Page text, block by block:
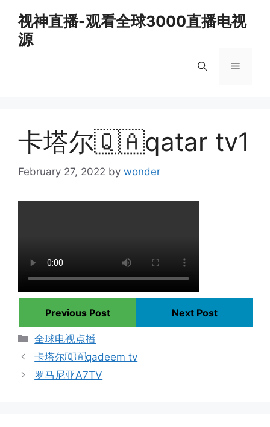
content
视神直播-观看全球3000直播电视
源
Menu
卡塔尔🇶🇦qatar tv1
February 27, 2022 by wonder
Previous Post
Next Post
Categories
全球电视点播
卡塔尔🇶🇦qadeem tv
罗马尼亚A7TV